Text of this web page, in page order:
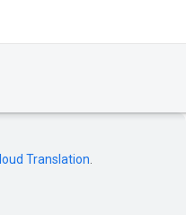
Translation